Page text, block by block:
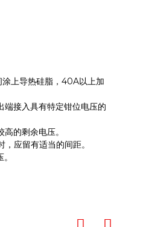
上导热硅脂，40A以上加
端接入具有特定钳位电压的
的剩余电压。
应留有适当的间距。